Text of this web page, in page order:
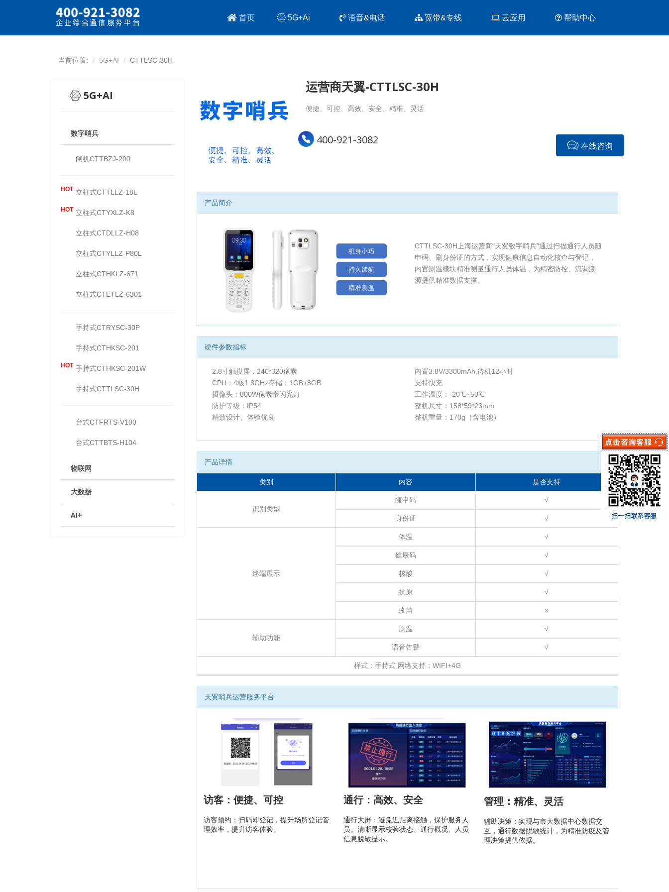
首页 5G+Ai 语音&电话 宽带&专线 云应用 帮助中心
当前位置: 5G+AI CTTLSC-30H
5G+AI
数字哨兵
闸机CTTBZJ-200
HOT 立柱式CTTLLZ-18L
HOT 立柱式CTYXLZ-K8
立柱式CTDLLZ-H08
立柱式CTYLLZ-P80L
立柱式CTHKLZ-671
立柱式CTETLZ-6301
手持式CTRYSC-30P
手持式CTHKSC-201
HOT 手持式CTHKSC-201W
手持式CTTLSC-30H
台式CTFRTS-V100
台式CTTBTS-H104
物联网
大数据
AI+
运营商天翼-CTTLSC-30H
便捷、可控、高效、安全、精准、灵活
400-921-3082 在线咨询
产品简介
CTTLSC-30H上海运营商“天翼数字哨兵”通过扫描通行人员随
申码、刷身份证的方式，实现健康信息自动化核查与登记，
内置测温模块精准测量通行人员体温，为精密防控、流调溯
源提供精准数据支撑。
硬件参数指标
2.8寸触摸屏，240*320像素
CPU：4核1.8GHz存储：1GB+8GB
摄像头：800W像素带闪光灯
防护等级：IP54
精致设计、体验优良
内置3.8V/3300mAh,待机12小时
支持快充
工作温度：-20℃~50℃
整机尺寸：158*59*23mm
整机重量：170g（含电池）
产品详情
类别 内容 是否支持
识别类型
随申码 √
身份证 √
终端展示
体温 √
健康码 √
核酸 √
抗原 √
疫苗 ×
辅助功能
测温 √
语音告警 √
样式：手持式 网络支持：WIFI+4G
天翼哨兵运营服务平台
访客：便捷、可控
访客预约：扫码即登记，提升场所登记管
理效率，提升访客体验。
通行：高效、安全
通行大屏：避免近距离接触，保护服务人
员。清晰显示核验状态、通行概况、人员
信息脱敏显示。
管理：精准、灵活
辅助决策：实现与市大数据中心数据交
互，通行数据脱敏统计，为精准防疫及管
理决策提供依据。